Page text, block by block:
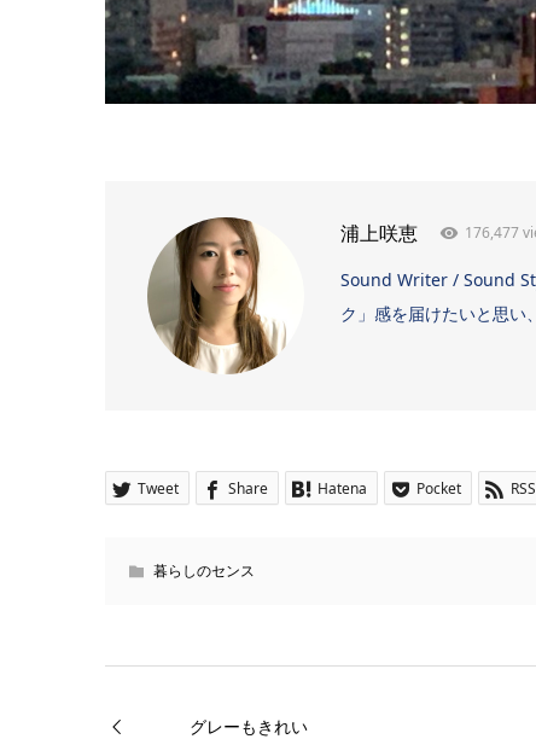
浦上咲恵 176,477
Sound Writer / Sound
ク」感を届けたいと思い
Tweet Share Hatena Pocket RSS
暮らしのセンス
グレーもきれい